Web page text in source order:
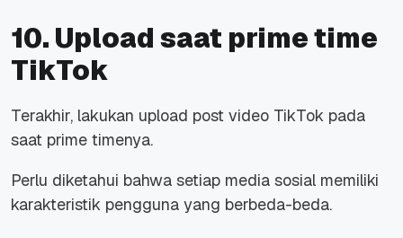
10. Upload saat prime time
TikTok
Terakhir, lakukan upload post video TikTok pada
saat prime timenya.
Perlu diketahui bahwa setiap media sosial memiliki
karakteristik pengguna yang berbeda-beda.